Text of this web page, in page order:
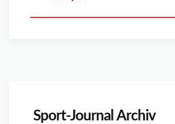
Sport-Journal Archiv